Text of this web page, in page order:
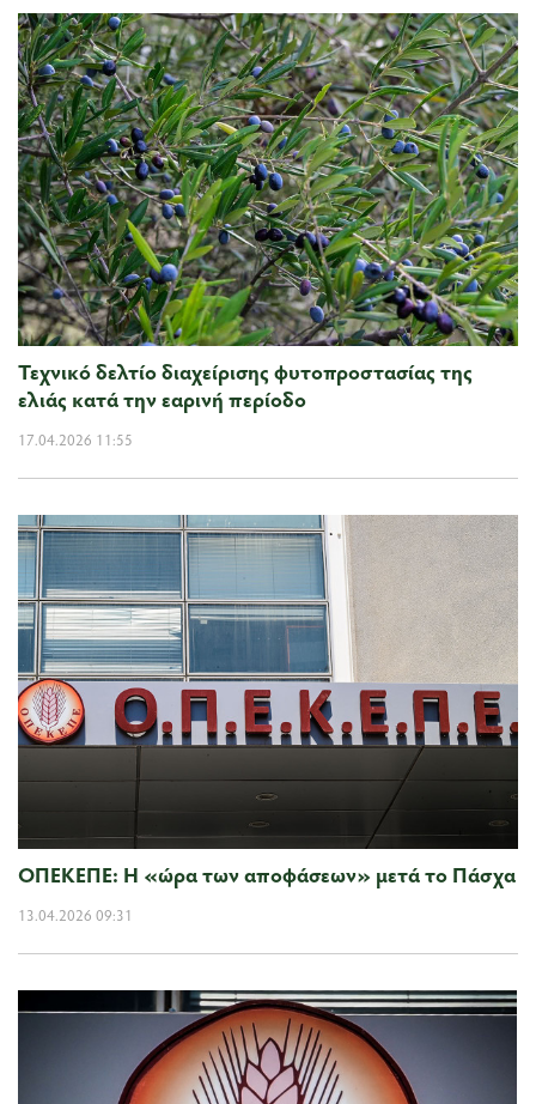
Τεχνικό δελτίο διαχείρισης φυτοπροστασίας της
ελιάς κατά την εαρινή περίοδο
17.04.2026 11:55
ΟΠΕΚΕΠΕ: Η «ώρα των αποφάσεων» μετά το Πάσχα
13.04.2026 09:31